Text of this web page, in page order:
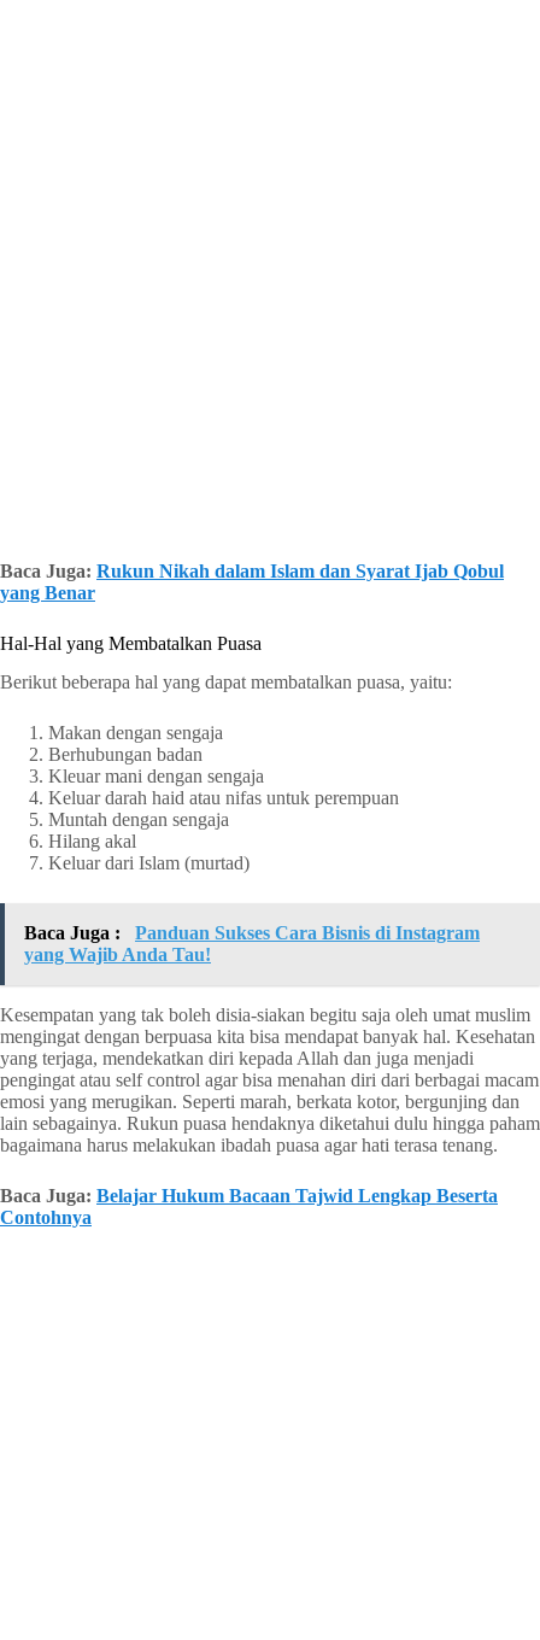
Baca Juga: Rukun Nikah dalam Islam dan Syarat Ijab Qobul
yang Benar
Hal-Hal yang Membatalkan Puasa
Berikut beberapa hal yang dapat membatalkan puasa, yaitu:
Makan dengan sengaja
Berhubungan badan
Kleuar mani dengan sengaja
Keluar darah haid atau nifas untuk perempuan
Muntah dengan sengaja
Hilang akal
Keluar dari Islam (murtad)
Baca Juga :
Panduan Sukses Cara Bisnis di Instagram
yang Wajib Anda Tau!
Kesempatan yang tak boleh disia-siakan begitu saja oleh umat muslim
mengingat dengan berpuasa kita bisa mendapat banyak hal. Kesehatan
yang terjaga, mendekatkan diri kepada Allah dan juga menjadi
pengingat atau self control agar bisa menahan diri dari berbagai macam
emosi yang merugikan. Seperti marah, berkata kotor, bergunjing dan
lain sebagainya. Rukun puasa hendaknya diketahui dulu hingga paham
bagaimana harus melakukan ibadah puasa agar hati terasa tenang.
Baca Juga: Belajar Hukum Bacaan Tajwid Lengkap Beserta
Contohnya